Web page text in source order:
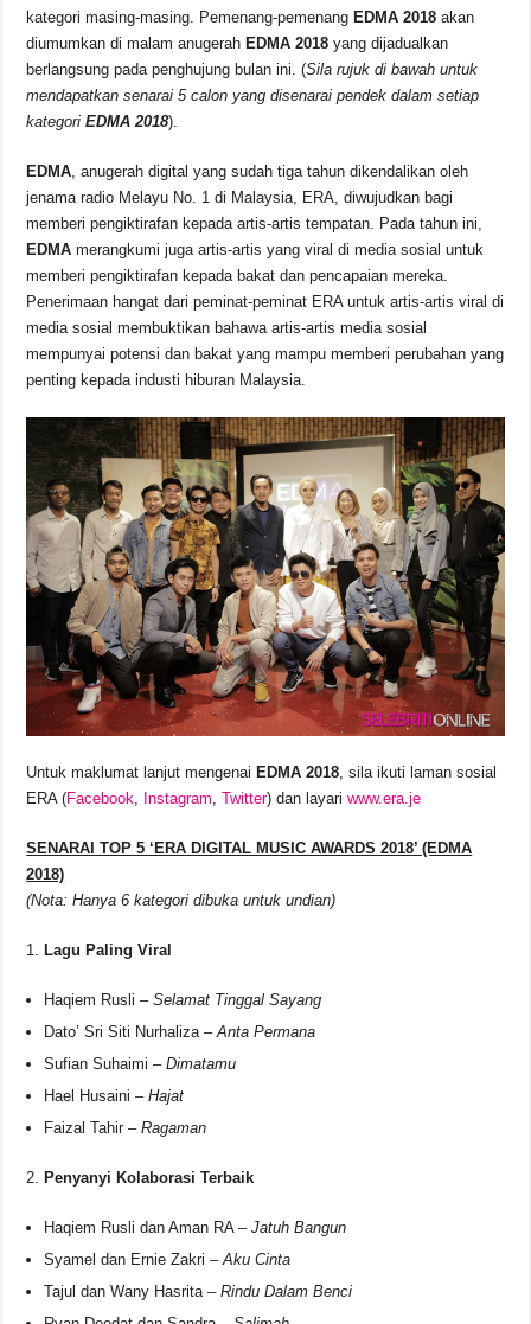
kategori masing-masing. Pemenang-pemenang EDMA 2018 akan
diumumkan di malam anugerah EDMA 2018 yang dijadualkan
berlangsung pada penghujung bulan ini. (Sila rujuk di bawah untuk
mendapatkan senarai 5 calon yang disenarai pendek dalam setiap
kategoriEDMA 2018).
EDMA, anugerah digital yang sudah tiga tahun dikendalikan oleh
jenama radio Melayu No. 1 di Malaysia, ERA, diwujudkan bagi
memberi pengiktirafan kepada artis-artis tempatan. Pada tahun ini,
EDMA merangkumi juga artis-artis yang viral di media sosial untuk
memberi pengiktirafan kepada bakat dan pencapaian mereka.
Penerimaan hangat dari peminat-peminat ERA untuk artis-artis viral di
media sosial membuktikan bahawa artis-artis media sosial
mempunyai potensi dan bakat yang mampu memberi perubahan yang
penting kepada industi hiburan Malaysia.
Untuk maklumat lanjut mengenai EDMA 2018, sila ikuti laman sosial
ERA (Facebook, Instagram,Twitter) dan layariwww.era.je
SENARAI TOP 5 ‘ERA DIGITAL MUSIC AWARDS 2018’ (EDMA
2018)
(Nota: Hanya 6 kategori dibuka untuk undian)
Lagu Paling Viral
Haqiem Rusli –Selamat Tinggal Sayang
Dato’ Sri Siti Nurhaliza –Anta Permana
Sufian Suhaimi –Dimatamu
Hael Husaini –Hajat
Faizal Tahir –Ragaman
Penyanyi Kolaborasi Terbaik
Haqiem Rusli dan Aman RA –Jatuh Bangun
Syamel dan Ernie Zakri –Aku Cinta
Tajul dan Wany Hasrita –Rindu Dalam Benci